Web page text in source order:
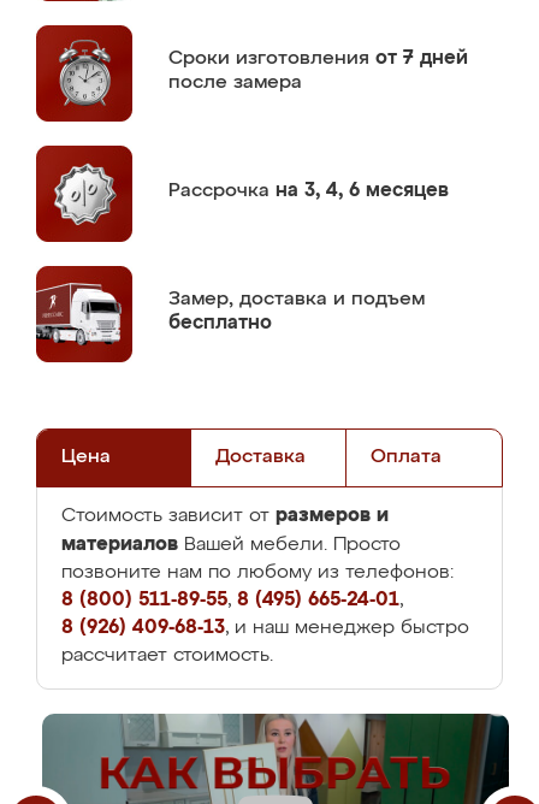
Сроки изготовления от 7 дней
после замера
Рассрочка на 3, 4, 6 месяцев
Замер, доставка и подъем
бесплатно
Цена Доставка Оплата
Стоимость зависит от размеров и
материалов Вашей мебели. Просто
позвоните нам по любому из телефонов:
8 (800) 511-89-55, 8 (495) 665-24-01,
8 (926) 409-68-13, и наш менеджер быстро
рассчитает стоимость.